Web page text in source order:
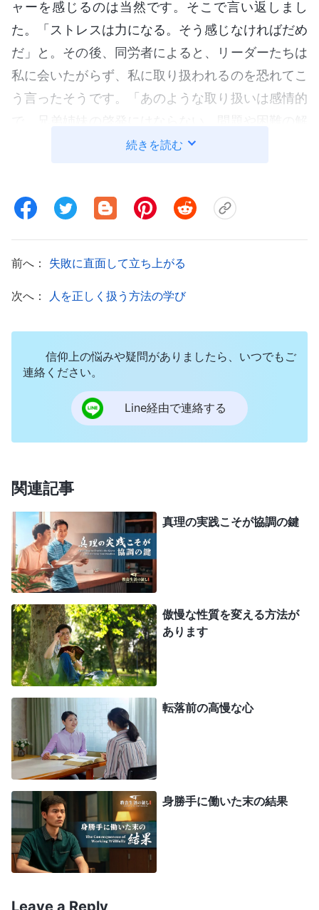
ャーを感じるのは当然です。そこで言い返しまし
た。「ストレスは力になる。そう感じなければだめ
だ」と。その後、同労者によると、リーダーたちは
私に会いたがらず、私に取り扱われるのを恐れてこ
う言ったそうです。「あのような取り扱いは感情的
真理の交わりが必要だ」と。それで
した。何度同僚から警告されても、神の御前に行
持ちが暗くなり、聖霊の働きを感じられなくなりま
の御前で自分を振り返りました。「なぜ本分で何も
はいつも、私に抑圧されていると言うのか。本当に
同労者が言うように、感情で人を取り扱っているの
だろうか。でも教会の仕事のために厳しく言ったの
だ。私が言わなければ兄弟姉妹は事の重大さに気づ
いたのだろうか？」苦しみながらも自分を正当化し
祈りの後、次の御言葉を読みました。「
指導者や働き手として、神の選民を真理の現実へと
導き、神の証人として仕えたいのであれば、一番大
事なのは、人の救いにおける神の狙いと神の働きの
目的について、より深い認識をもたなければならな
いということです。あなたは神の旨と、神が人に課
す様々な要求を理解しなければいけません。現実的
に努力を行ない、自分が理解できるだけのことを実
践して、自分が知ることだけを伝えるようにしなけ
ればいけません。自慢したり、誇張したり、無責任
な発言をしたりしてはいけません。誇張すれば人に
嫌われ、のちのち自分を咎めるでしょう。これでは
不適切に過ぎます。他人に真理を施すとき、その人
が真理を得られるようにと、彼らを取り扱ったり叱
りつけたりする必要はありません。自分自身に真理
がないのに他人を取り扱ったり叱りつけたりするだ
けなら、あなたは恐れられるでしょう。しかしそれ
続きを読む
前へ： 失敗に直面して立ち上がる
次へ： 人を正しく扱う方法の学び
信仰上の悩みや疑問がありましたら、いつでもご
連絡ください。
Line経由で連絡する
関連記事
真理の実践こそが協調の鍵
傲慢な性質を変える方法が
あります
転落前の高慢な心
身勝手に働いた末の結果
Leave a Reply